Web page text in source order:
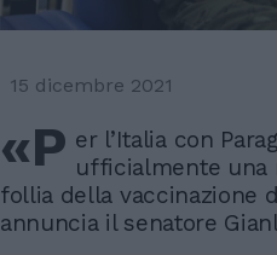
15 dicembre 2021
«P er l’Italia con
ufficialmente una
follia della vaccinazione
annuncia il senatore